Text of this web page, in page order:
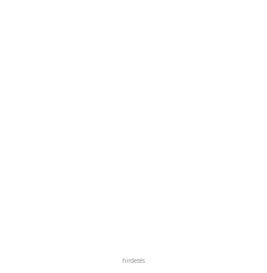
hirdetés